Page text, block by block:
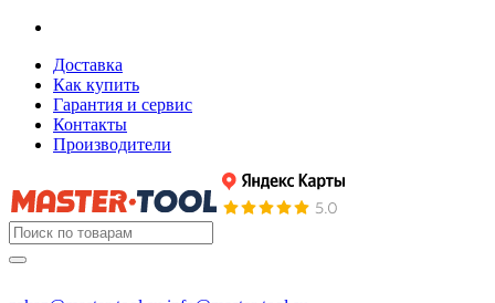
Доставка
Как купить
Гарантия и сервис
Контакты
Производители